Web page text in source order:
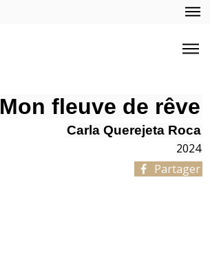
Mon fleuve de rêve
Carla Querejeta Roca
2024
Partager